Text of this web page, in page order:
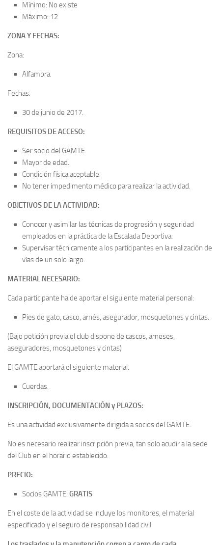
Mínimo: No existe
Máximo: 12
ZONA Y FECHAS:
Zona:
Alfambra.
Fechas:
30 de junio de 2017.
REQUISITOS DE ACCESO:
Ser socio del GAMTE.
Mayor de edad.
Condición física aceptable.
No tener impedimento médico para realizar la actividad.
OBJETIVOS DE LA ACTIVIDAD:
Conocer y asimilar las técnicas de progresión y seguridad
empleados en la práctica de la Escalada Deportiva.
Supervisar técnicamente a los participantes en la realización de
vías de un solo largo.
MATERIAL NECESARIO:
Cada participante ha de aportar el siguiente material personal:
Pies de gato, casco, arnés, asegurador, mosquetones y cintas.
(Bajo petición previa el club dispone de cascos, arneses,
aseguradores, mosquetones y cintas)
El GAMTE aportará el siguiente material:
Cuerdas.
INSCRIPCIÓN, DOCUMENTACIÓN y PLAZOS:
Es una actividad exclusivamente dirigida a socios del GAMTE.
No es necesario realizar inscripción previa, tan solo acudir a la sede
del Club en el horario establecido.
PRECIO:
Socios GAMTE: GRATIS
En el coste de la actividad se incluye los monitores, el material
especificado y el seguro de responsabilidad civil.